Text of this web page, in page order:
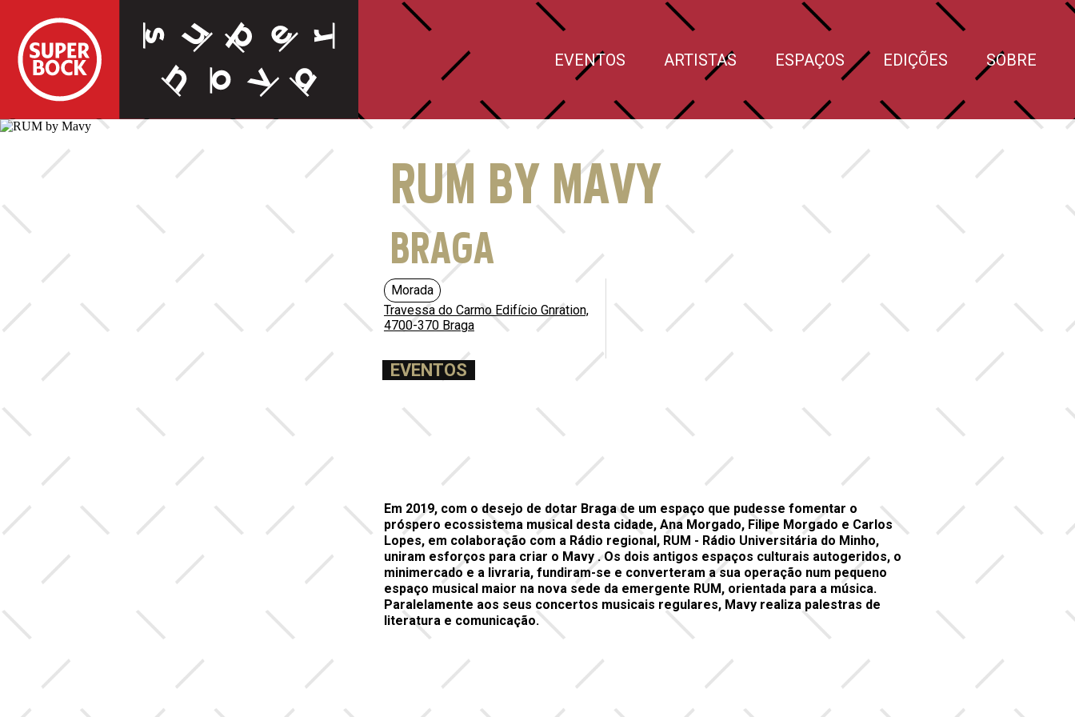
EVENTOS ARTISTAS ESPAÇOS EDIÇÕES SOBRE
RUM BY MAVY
BRAGA
Morada
Travessa do Carmo Edifício Gnration,
4700-370 Braga
EVENTOS
Em 2019, com o desejo de dotar Braga de um espaço que pudesse fomentar o
próspero ecossistema musical desta cidade, Ana Morgado, Filipe Morgado e Carlos
Lopes, em colaboração com a Rádio regional, RUM - Rádio Universitária do Minho,
uniram esforços para criar o Mavy . Os dois antigos espaços culturais autogeridos, o
minimercado e a livraria, fundiram-se e converteram a sua operação num pequeno
espaço musical maior na nova sede da emergente RUM, orientada para a música.
Paralelamente aos seus concertos musicais regulares, Mavy realiza palestras de
literatura e comunicação.